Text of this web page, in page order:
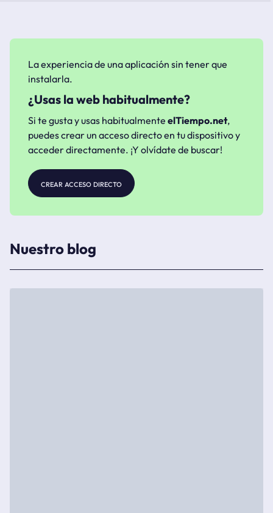
La experiencia de una aplicación sin tener que
instalarla.
¿Usas la web habitualmente?
Si te gusta y usas habitualmente elTiempo.net,
puedes crear un acceso directo en tu dispositivo y
acceder directamente. ¡Y olvídate de buscar!
crear acceso directo
Nuestro blog